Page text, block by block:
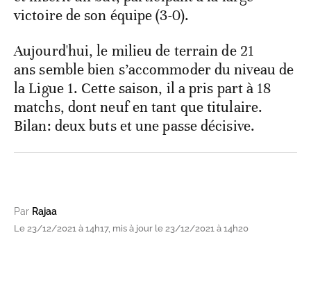
victoire de son équipe (3-0).
Aujourd'hui, le milieu de terrain de 21
ans semble bien s’accommoder du niveau de
la Ligue 1. Cette saison, il a pris part à 18
matchs, dont neuf en tant que titulaire.
Bilan: deux buts et une passe décisive.
Par Rajaa
Le 23/12/2021 à 14h17, mis à jour le 23/12/2021 à 14h20